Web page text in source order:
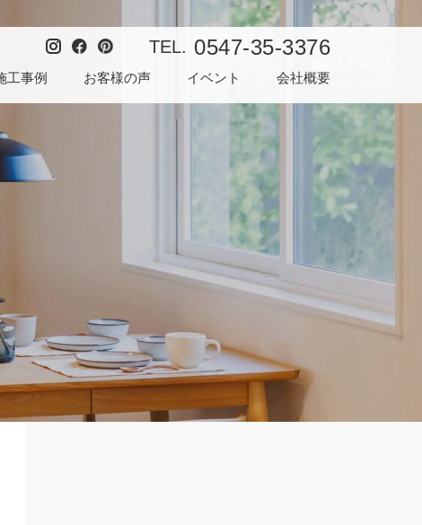
TEL. 0547-35-3376
工事例 お客様の声 イベント 会社概要